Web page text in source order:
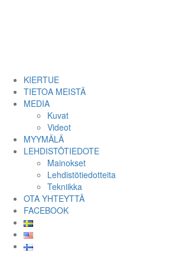
KIERTUE
TIETOA MEISTÄ
MEDIA
Kuvat
Videot
MYYMÄLÄ
LEHDISTÖTIEDOTE
Mainokset
Lehdistötiedotteita
Tekniikka
OTA YHTEYTTÄ
FACEBOOK